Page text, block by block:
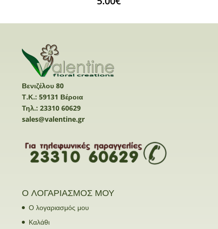
Βενιζέλου 80
Τ.Κ.: 59131 Βέροια
Τηλ.: 23310 60629
sales@valentine.gr
Ο ΛΟΓΑΡΙΑΣΜΟΣ ΜΟΥ
Ο λογαριασμός μου
Καλάθι